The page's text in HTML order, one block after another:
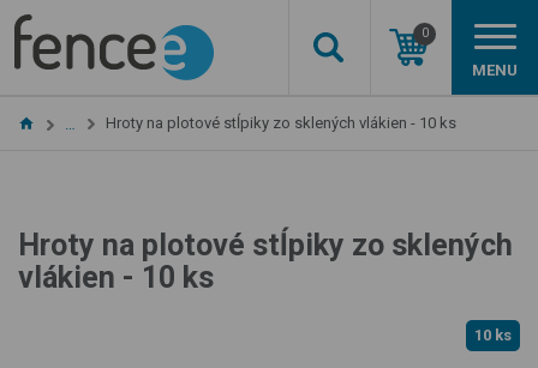
0
MENU
Hroty na plotové stĺpiky zo sklených vlákien - 10 ks
Hroty na plotové stĺpiky zo sklených
vlákien - 10 ks
10 ks